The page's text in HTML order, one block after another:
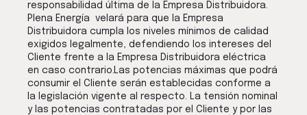
responsabilidad última de la Empresa Distribuidora.
Plena Energía velará para que la Empresa
Distribuidora cumpla los niveles mínimos de calidad
exigidos legalmente, defendiendo los intereses del
Cliente frente a la Empresa Distribuidora eléctrica
en caso contrario.Las potencias máximas que podrá
consumir el Cliente serán establecidas conforme a
la legislación vigente al respecto. La tensión nominal
y las potencias contratadas por el Cliente y por las